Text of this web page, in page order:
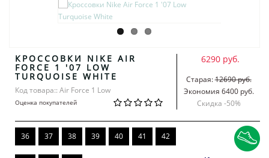
КРОССОВКИ NIKE AIR
FORCE 1 '07 LOW
TURQUOISE WHITE
Код товара:: Air Force 1 Low
Оценка покупателей
6290 руб.
Старая:12690 руб.
Экономия 6400 руб.
Скидка -50%
36 37 38 39 40 41 42